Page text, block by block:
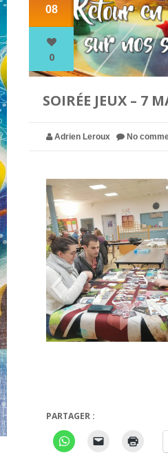
NOS PARTENAIRES
08
0
SOIRÉE JEUX – 7
Adrien Leroux No
End Legacy
PARTAGER :